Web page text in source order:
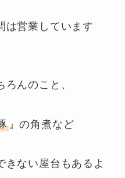
は営業しています
んのこと、
』の角煮など
きない屋台もあるよ